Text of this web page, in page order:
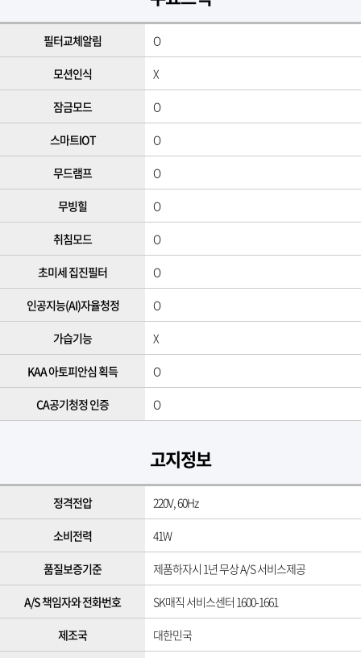
필터교체알림 O
모션인식 X
잠금모드 O
스마트IOT O
무드램프 O
무빙힐 O
취침모드 O
초미세 집진필터 O
인공지능(AI)자율청정 O
가습기능 X
KAA 아토피안심 획득 O
CA공기청정 인증 O
고지정보
정격전압 220V, 60Hz
소비전력 41W
품질보증기준 제품하자시 1년 무상 A/S 서비스제공
A/S 책임자와 전화번호 SK매직 서비스센터 1600-1661
제조국 대한민국